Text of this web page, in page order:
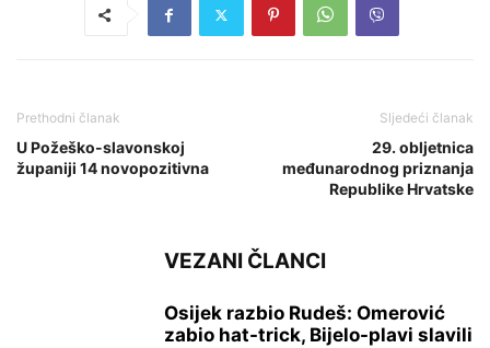
Prethodni članak
U Požeško-slavonskoj
županiji 14 novopozitivna
Sljedeći članak
29. obljetnica
međunarodnog priznanja
Republike Hrvatske
VEZANI ČLANCI
Osijek razbio Rudeš: Omerović
zabio hat-trick, Bijelo-plavi slavili